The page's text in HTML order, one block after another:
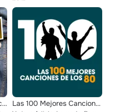
La Movida: 40 años, 40 canciones Las 100 Mejores Canciones de los 80